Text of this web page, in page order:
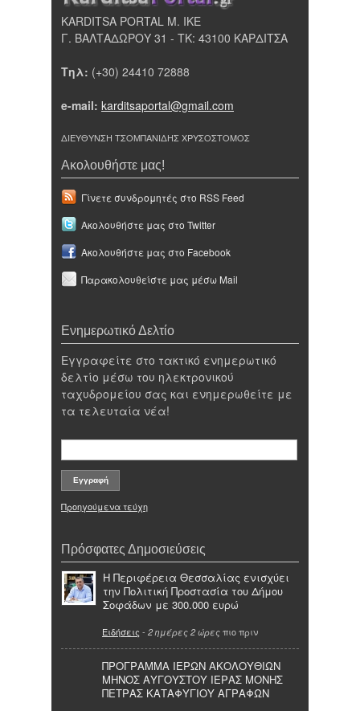
KARDITSA PORTAL Μ. ΙΚΕ
Γ. ΒΑΛΤΑΔΩΡΟΥ 31 - ΤΚ: 43100 ΚΑΡΔΙΤΣΑ
Τηλ: (+30) 24410 72888
e-mail: karditsaportal@gmail.com
ΔΙΕΥΘΥΝΣΗ ΤΣΟΜΠΑΝΙΔΗΣ ΧΡΥΣΟΣΤΟΜΟΣ
Ακολουθήστε μας!
Γίνετε συνδρομητές στο RSS Feed
Ακολουθήστε μας στο Twitter
Ακολουθήστε μας στο Facebook
Παρακολουθείστε μας μέσω Mail
Ενημερωτικό Δελτίο
Εγγραφείτε στο τακτικό ενημερωτικό
δελτίο μέσω του ηλεκτρονικού
ταχυδρομείου σας και ενημερωθείτε με
τα τελευταία νέα!
Προηγούμενα τεύχη
Πρόσφατες Δημοσιεύσεις
Η Περιφέρεια Θεσσαλίας ενισχύει
την Πολιτική Προστασία του Δήμου
Σοφάδων με 300.000 ευρώ
Ειδήσεις - 2 ημέρες 2 ώρες πιο πριν
ΠΡΟΓΡΑΜΜΑ ΙΕΡΩΝ ΑΚΟΛΟΥΘΙΩΝ
ΜΗΝΟΣ ΑΥΓΟΥΣΤΟΥ ΙΕΡΑΣ ΜΟΝΗΣ
ΠΕΤΡΑΣ ΚΑΤΑΦΥΓΙΟΥ ΑΓΡΑΦΩΝ